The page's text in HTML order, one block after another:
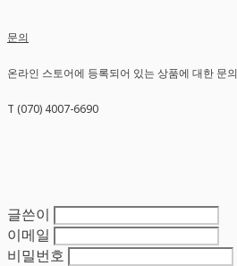
문의
온라인 스토어에 등록되어 있는 상품에 대한 문
T (070) 4007-6690
글쓴이
이메일
비밀번호